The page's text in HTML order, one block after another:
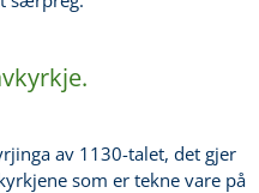
av 1130-talet, det gjer
som er tekne vare på